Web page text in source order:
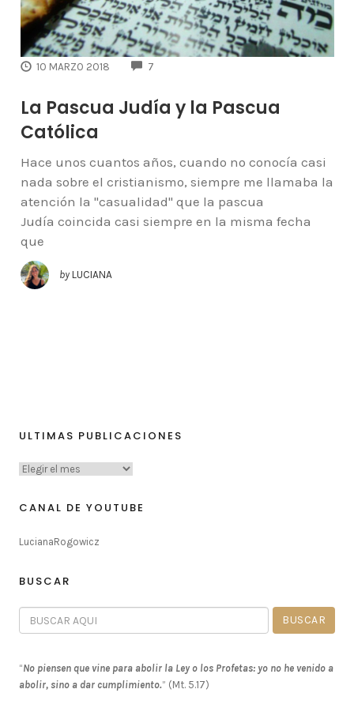
10 MARZO 2018 7
La Pascua Judía y la Pascua
Católica
Hace unos cuantos años, cuando no conocía casi
nada sobre el cristianismo, siempre me llamaba la
atención la "casualidad" que la pascua
Judía coincida casi siempre en la misma fecha
que
by LUCIANA
ULTIMAS PUBLICACIONES
CANAL DE YOUTUBE
LucianaRogowicz
BUSCAR
“No piensen que vine para abolir la Ley o los Profetas: yo no he venido a
abolir, sino a dar cumplimiento.” (Mt. 5.17)